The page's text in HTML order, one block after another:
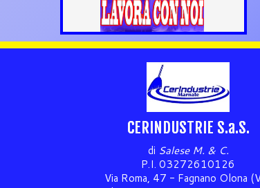
CERINDUSTRIE S.a.S.
di Salese M. & C.
P.I. 03272610126
Via Roma, 47 - Fagnano Olona